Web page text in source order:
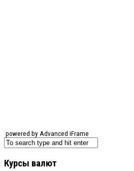
powered by Advanced iFrame
Курсы валют